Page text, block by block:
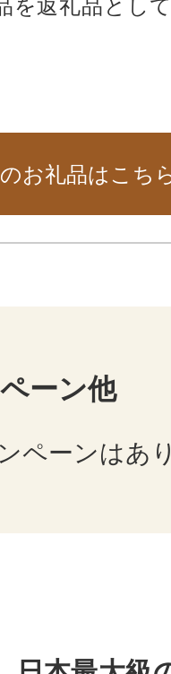
を返礼品とし
お礼品はこち
ーン他
ペーンはあ